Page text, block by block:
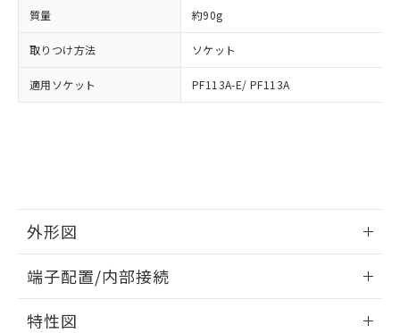
質量 約90g
取りつけ方法 ソケット
適用ソケット PF113A-E/ PF113A
外形図
外形図
端子配置/内部接続
特性図
および当社の共同利用者が、当社の製
品・サービスに関するお客様との取
引・商談に必要な範囲で利用すること
をご了承ください。
※当社の共同利用者とは、"個人情報
の共同利用に関して"
の「1.共同利
下記の非含有証明書をダウンロードするこ
EU RoHS指令（10物質）の非含有証明書
51物質の非含有証明書（当社基準）
荷製品に未対応品が混在することから備考
欄に対応日を記載しておりました。
していることから、特段のことがない限
り、2022年1月12日より割愛しておりま
す。